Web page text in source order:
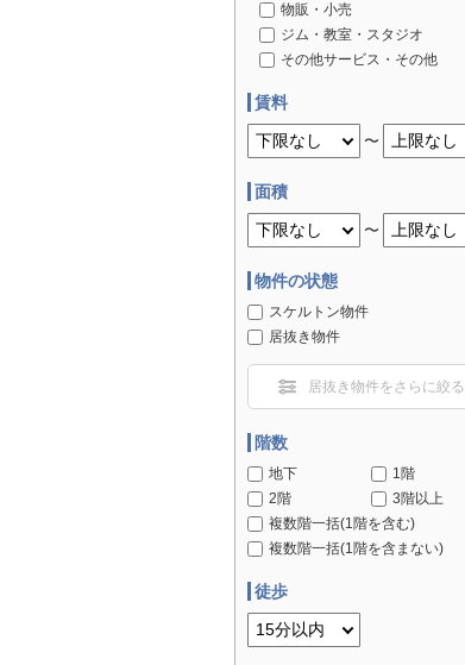
物販・小売
ジム・教室・スタジオ
その他サービス・その他
賃料
〜
面積
〜
物件の状態
スケルトン物件
居抜き物件
居抜き物件をさらに絞る
階数
地下
1階
2階
3階以上
複数階一括(1階を含む)
複数階一括(1階を含まない)
徒歩